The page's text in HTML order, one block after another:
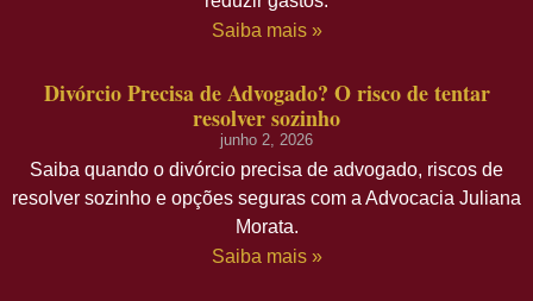
Saiba mais »
Divórcio Precisa de Advogado? O risco de tentar
resolver sozinho
junho 2, 2026
Saiba quando o divórcio precisa de advogado, riscos de
resolver sozinho e opções seguras com a Advocacia Juliana
Morata.
Saiba mais »